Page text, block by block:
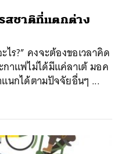
สชาติที่แตกต่าง
ร?” คงจะต้องขอเวลาคิด
าแฟไม่ได้มีแค่ลาเต้ มอค
นกได้ตามปัจจัยอื่นๆ ...